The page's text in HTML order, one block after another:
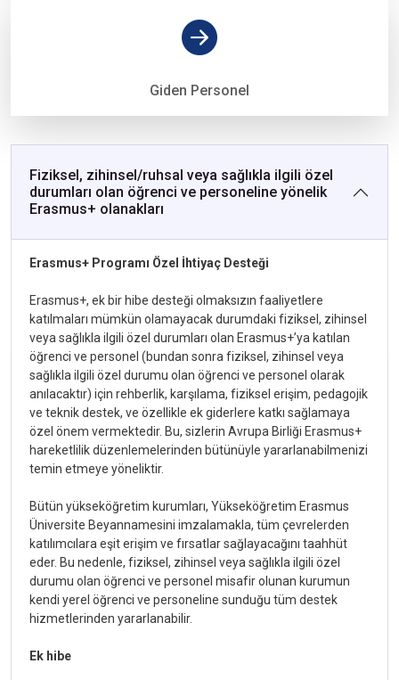
Giden Personel
Fiziksel, zihinsel/ruhsal veya sağlıkla ilgili özel
durumları olan öğrenci ve personeline yönelik
Erasmus+ olanakları
Erasmus+ Programı Özel İhtiyaç Desteği
Erasmus+, ek bir hibe desteği olmaksızın faaliyetlere
katılmaları mümkün olamayacak durumdaki fiziksel, zihinsel
veya sağlıkla ilgili özel durumları olan Erasmus+’ya katılan
öğrenci ve personel (bundan sonra fiziksel, zihinsel veya
sağlıkla ilgili özel durumu olan öğrenci ve personel olarak
anılacaktır) için rehberlik, karşılama, fiziksel erişim, pedagojik
ve teknik destek, ve özellikle ek giderlere katkı sağlamaya
özel önem vermektedir. Bu, sizlerin Avrupa Birliği Erasmus+
hareketlilik düzenlemelerinden bütünüyle yararlanabilmenizi
temin etmeye yöneliktir.
Bütün yükseköğretim kurumları, Yükseköğretim Erasmus
Üniversite Beyannamesini imzalamakla, tüm çevrelerden
katılımcılara eşit erişim ve fırsatlar sağlayacağını taahhüt
eder. Bu nedenle, fiziksel, zihinsel veya sağlıkla ilgili özel
durumu olan öğrenci ve personel misafir olunan kurumun
kendi yerel öğrenci ve personeline sunduğu tüm destek
hizmetlerinden yararlanabilir.
Ek hibe